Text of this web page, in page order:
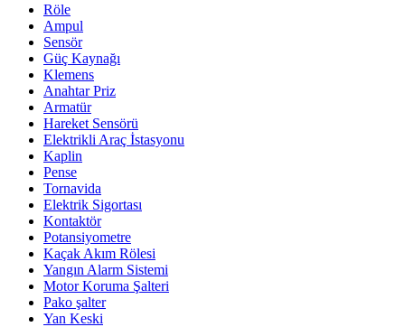
Röle
Ampul
Sensör
Güç Kaynağı
Klemens
Anahtar Priz
Armatür
Hareket Sensörü
Elektrikli Araç İstasyonu
Kaplin
Pense
Tornavida
Elektrik Sigortası
Kontaktör
Potansiyometre
Kaçak Akım Rölesi
Yangın Alarm Sistemi
Motor Koruma Şalteri
Pako şalter
Yan Keski